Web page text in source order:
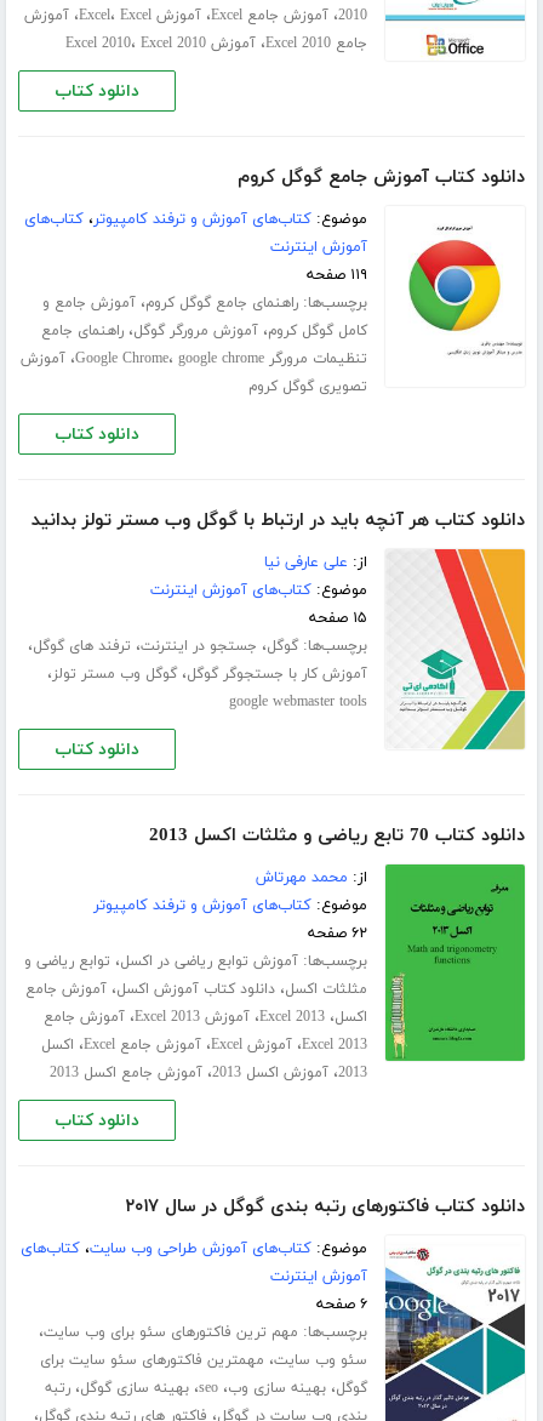
2010،آموزش جامع Excel ،آموزش Excel ، Excel ،آموزش
جامع Excel 2010
،آموزش Excel 2010 ، Excel 2010
دانلود کتاب
دانلود کتاب آموزش جامع گوگل کروم
موضوع:کتاب‌های آموزش و ترفند کامپیوتر،کتاب‌های
آموزش اینترنت
۱۱۹ صفحه
برچسب‌ها:راهنمای جامع گوگل کروم،آموزش جامع و
کامل گوگل کروم،آموزش مرورگر گوگل،راهنمای جامع
تنظیمات مرورگر Google Chrome
، google chrome ،آموزش
تصویری گوگل کروم
دانلود کتاب
دانلود کتاب هر آنچه باید در ارتباط با گوگل وب مستر تولز بدانید
از: علی عارفی نیا
موضوع:کتاب‌های آموزش اینترنت
۱۵ صفحه
برچسب‌ها:گوگل، جستجو در اینترنت، ترفند های گوگل،
آموزش کار با جستجوگر گوگل،گوگل وب مستر تولز،
google webmaster tools
دانلود کتاب
دانلود کتاب 70 تابع ریاضی و مثلثات اکسل 2013
از: محمد مهرتاش
موضوع:کتاب‌های آموزش و ترفند کامپیوتر
۶۲ صفحه
برچسب‌ها:آموزش توابع ریاضی در اکسل، توابع ریاضی و
مثلثات اکسل،دانلود کتاب آموزش اکسل،آموزش جامع
اکسل،Excel 2013،آموزش Excel 2013 ،آموزش جامع
Excel 2013،آموزش Excel ،آموزش جامع Excel ، اکسل
2013،آموزش اکسل 2013 ،آموزش جامع اکسل 2013
دانلود کتاب
دانلود کتاب فاکتورهای رتبه بندی گوگل در سال ۲۰۱۷
موضوع:کتاب‌های آموزش طراحی وب سایت،کتاب‌های
آموزش اینترنت
۶ صفحه
برچسب‌ها: مهم ترین فاکتورهای سئو برای وب سایت،
سئو وب سایت، مهمترین فاکتورهای سئو سایت برای
گوگل،بهینه سازی وب،seo،بهینه سازی گوگل،رتبه
بندی وب سایت در گوگل، فاکتور های رتبه بندی گوگل،